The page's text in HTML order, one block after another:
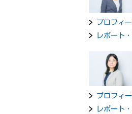
プロフィ
レポート
プロフィ
レポート